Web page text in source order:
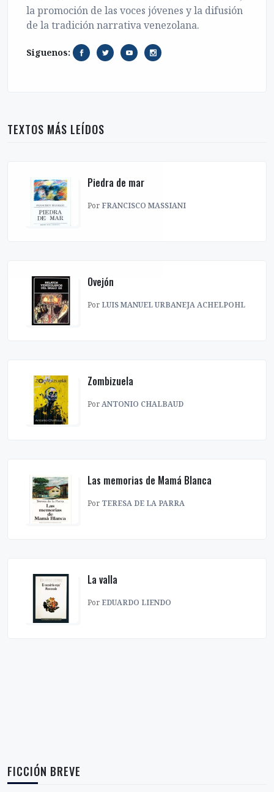
la promoción de las voces jóvenes y la difusión
de la tradición narrativa venezolana.
Siguenos:
TEXTOS MÁS LEÍDOS
Piedra de mar
Por FRANCISCO MASSIANI
Ovejón
Por LUIS MANUEL URBANEJA ACHELPOHL
Zombizuela
PorANTONIO CHALBAUD
Las memorias de Mamá Blanca
Por TERESA DE LA PARRA
La valla
Por EDUARDO LIENDO
FICCIÓN BREVE